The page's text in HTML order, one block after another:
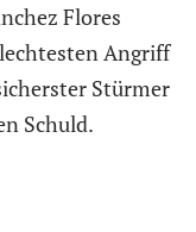
Flores
Angriff
Stürmer
Schuld.